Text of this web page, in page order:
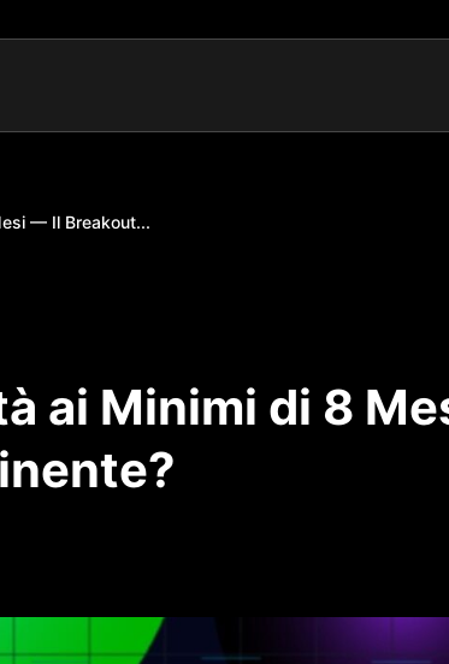
— Il Breakout...
ai Minimi di 8